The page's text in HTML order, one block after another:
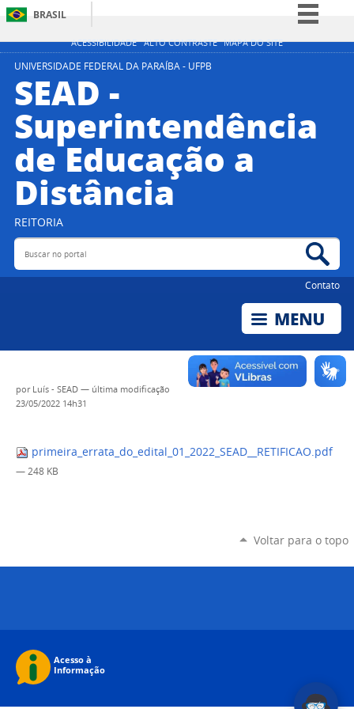
ACESSIBILIDADE ALTO CONTRASTE MAPA DO SITE
BRASIL
Simplifique!
Acesso à informação
Legislação
Canais
UNIVERSIDADE FEDERAL DA PARAÍBA - UFPB
SEAD -
Superintendência
de Educação a
Distância
REITORIA
Buscar no portal
Contato
por Luís - SEAD — última modificação
23/05/2022 14h31
primeira_errata_do_edital_01_2022_SEAD__RETIFICAO.pdf
— 248 KB
Voltar para o topo